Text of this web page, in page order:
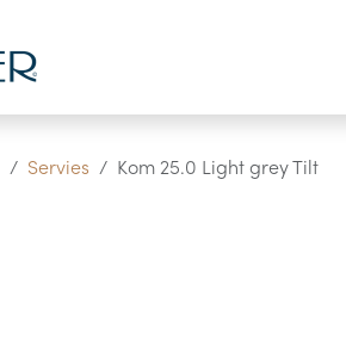
Servies Kom 25.0 Light grey Tilt